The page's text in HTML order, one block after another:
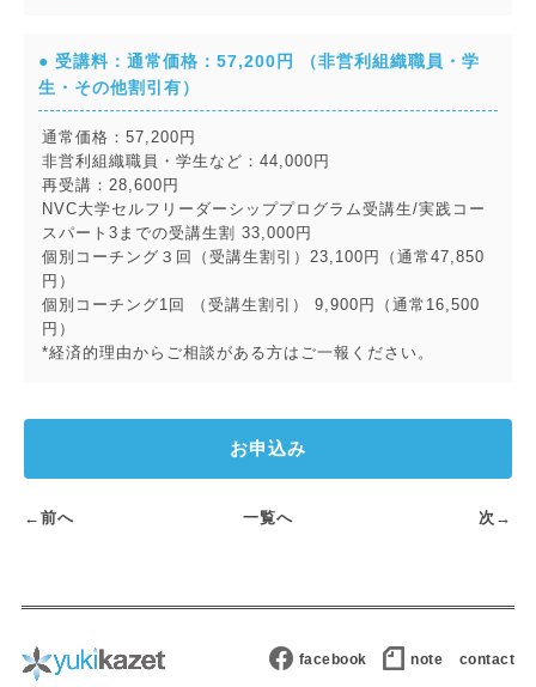
● 受講料：通常価格：57,200円 （非営利組織職員・学
生・その他割引有）
通常価格：57,200円
非営利組織職員・学生など：44,000円
再受講：28,600円
NVC大学セルフリーダーシッププログラム受講生/実践コー
スパート3までの受講生割 33,000円
個別コーチング３回（受講生割引）23,100円（通常47,850
円）
個別コーチング1回 （受講生割引） 9,900円（通常16,500
円）
*経済的理由からご相談がある方はご一報ください。
お申込み
←前へ 一覧へ 次→
contact
note
facebook